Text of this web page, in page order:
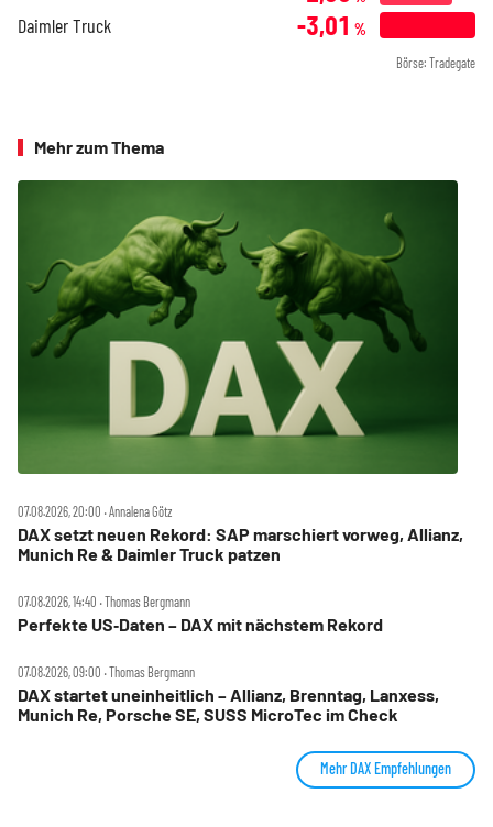
Daimler Truck -3,01 %
Börse: Tradegate
Mehr zum Thema
07.08.2026, 20:00 ‧ Annalena Götz
DAX setzt neuen Rekord: SAP marschiert vorweg, Allianz,
Munich Re & Daimler Truck patzen
07.08.2026, 14:40 ‧ Thomas Bergmann
Perfekte US‑Daten – DAX mit nächstem Rekord
07.08.2026, 09:00 ‧ Thomas Bergmann
DAX startet uneinheitlich – Allianz, Brenntag, Lanxess,
Munich Re, Porsche SE, SUSS MicroTec im Check
Mehr DAX Empfehlungen